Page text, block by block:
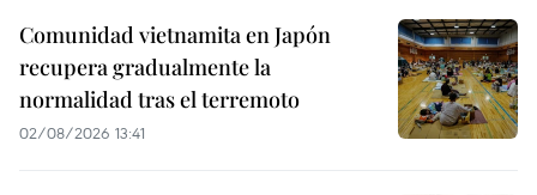
Comunidad vietnamita en Japón
recupera gradualmente la
normalidad tras el terremoto
02/08/2026 13:41